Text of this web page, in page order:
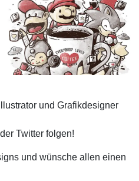
und Grafikdesigner
Twitter folgen!
und wünsche allen einen